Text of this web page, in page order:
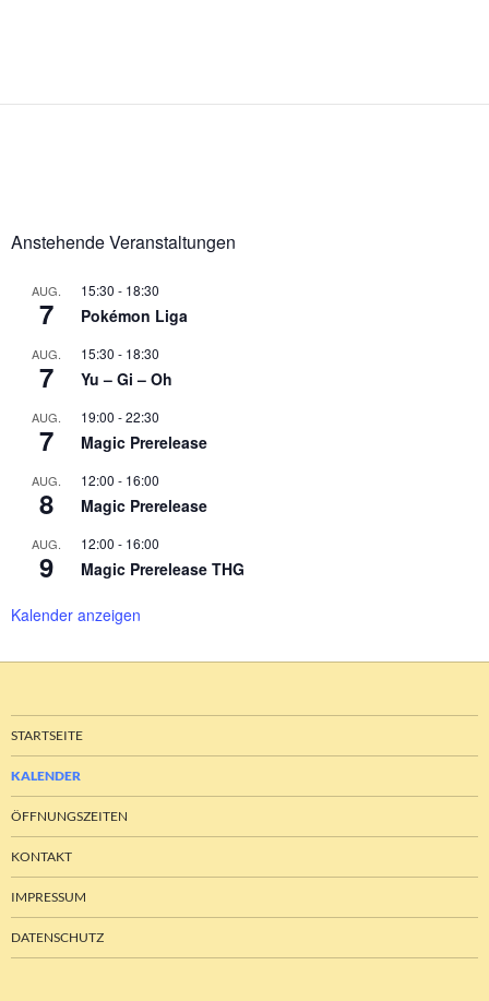
Anstehende Veranstaltungen
AUG.
7
15:30 - 18:30
Pokémon Liga
AUG.
7
15:30 - 18:30
Yu – Gi – Oh
AUG.
7
19:00 -22:30
Magic Prerelease
AUG.
8
12:00 - 16:00
Magic Prerelease
AUG.
9
12:00 - 16:00
Magic Prerelease THG
Kalender anzeigen
STARTSEITE
KALENDER
ÖFFNUNGSZEITEN
KONTAKT
IMPRESSUM
DATENSCHUTZ